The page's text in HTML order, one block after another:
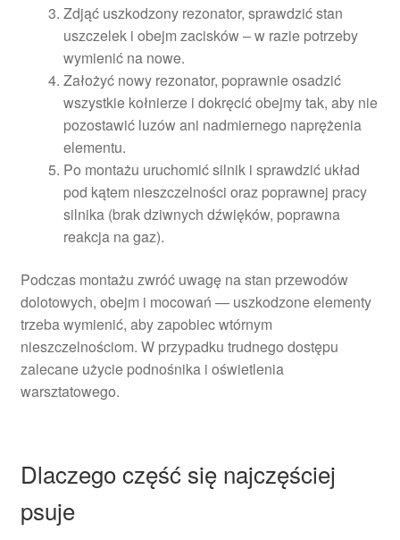
Zdjąć uszkodzony rezonator, sprawdzić stan
uszczelek i obejm zacisków – w razie potrzeby
wymienić na nowe.
Założyć nowy rezonator, poprawnie osadzić
wszystkie kołnierze i dokręcić obejmy tak, aby nie
pozostawić luzów ani nadmiernego naprężenia
elementu.
Po montażu uruchomić silnik i sprawdzić układ
pod kątem nieszczelności oraz poprawnej pracy
silnika (brak dziwnych dźwięków, poprawna
reakcja na gaz).
Podczas montażu zwróć uwagę na stan przewodów
dolotowych, obejm i mocowań — uszkodzone elementy
trzeba wymienić, aby zapobiec wtórnym
nieszczelnościom. W przypadku trudnego dostępu
zalecane użycie podnośnika i oświetlenia
warsztatowego.
Dlaczego część się najczęściej
psuje